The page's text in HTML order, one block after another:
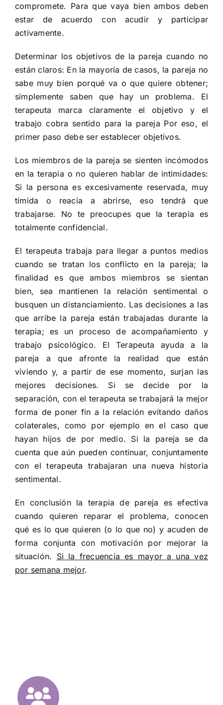
compromete. Para que vaya bien ambos deben
estar de acuerdo con acudir y participar
activamente.
Determinar los objetivos de la pareja cuando no
están claros: En la mayoría de casos, la pareja no
sabe muy bien porqué va o que quiere obtener;
simplemente saben que hay un problema. El
terapeuta marca claramente el objetivo y el
trabajo cobra sentido para la pareja Por eso, el
primer paso debe ser establecer objetivos.
Los miembros de la pareja se sienten incómodos
en la terapia o no quieren hablar de intimidades:
Si la persona es excesivamente reservada, muy
tímida o reacia a abrirse, eso tendrá que
trabajarse. No te preocupes que la terapia es
totalmente confidencial.
El terapeuta trabaja para llegar a puntos medios
cuando se tratan los conflicto en la pareja; la
finalidad es que ambos miembros se sientan
bien, sea mantienen la relación sentimental o
busquen un distanciamiento. Las decisiones a las
que arribe la pareja están trabajadas durante la
terapia; es un proceso de acompañamiento y
trabajo psicológico. El Terapeuta ayuda a la
pareja a que afronte la realidad que están
viviendo y, a partir de ese momento, surjan las
mejores decisiones. Si se decide por la
separación, con el terapeuta se trabajará la mejor
forma de poner fin a la relación evitando daños
colaterales, como por ejemplo en el caso que
hayan hijos de por medio. Si la pareja se da
cuenta que aún pueden continuar, conjuntamente
con el terapeuta trabajaran una nueva historia
sentimental.
En conclusión la terapia de pareja es efectiva
cuando quieren reparar el problema, conocen
qué es lo que quieren (o lo que no) y acuden de
forma conjunta con motivación por mejorar la
situación. Si la frecuencia es mayor a una vez
por semana mejor.